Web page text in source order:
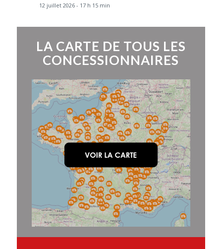
12 juillet 2026 - 17 h 15 min
LA CARTE DE TOUS LES
CONCESSIONNAIRES